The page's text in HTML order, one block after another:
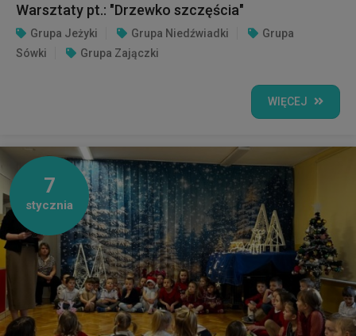
Warsztaty pt.: "Drzewko szczęścia"
Grupa Jeżyki Grupa Niedźwiadki
Grupa
Sówki
Grupa Zajączki
WIĘCEJ
7
stycznia